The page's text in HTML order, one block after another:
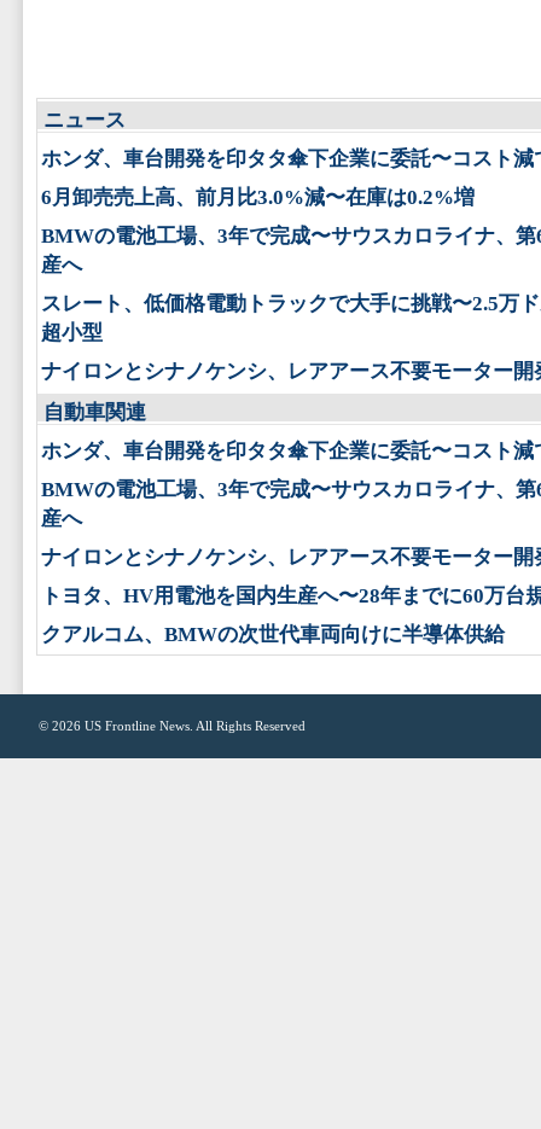
ニュース
ホンダ、車台開発を印タタ傘下企業に委託〜コスト減
6月卸売売上高、前月比3.0%減〜在庫は0.2%増
BMWの電池工場、3年で完成〜サウスカロライナ、第
産へ
スレート、低価格電動トラックで大手に挑戦〜2.5万
超小型
ナイロンとシナノケンシ、レアアース不要モーター開
自動車関連
ホンダ、車台開発を印タタ傘下企業に委託〜コスト減
BMWの電池工場、3年で完成〜サウスカロライナ、第
産へ
ナイロンとシナノケンシ、レアアース不要モーター開
トヨタ、HV用電池を国内生産へ〜28年までに60万台
クアルコム、BMWの次世代車両向けに半導体供給
© 2026 US Frontline News . All Rights Reserved